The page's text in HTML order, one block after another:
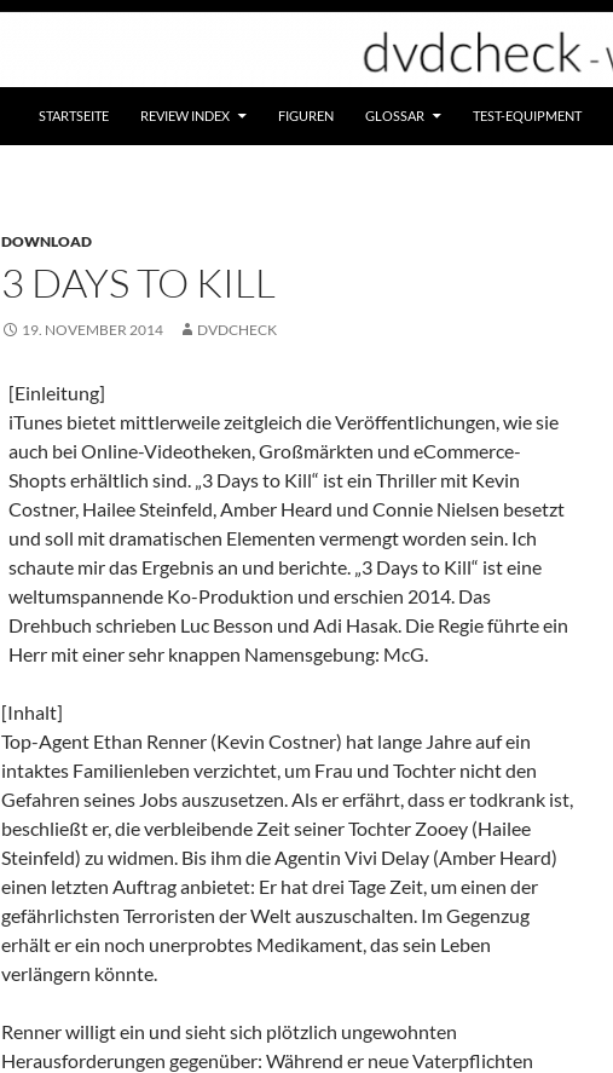
STARTSEITE REVIEW INDEX FIGUREN GLOSSAR TEST-EQUIPMENT
DOWNLOAD
3 DAYS TO KILL
19. NOVEMBER 2014 DVDCHECK
[Einleitung]
iTunes bietet mittlerweile zeitgleich die Veröffentlichungen, wie sie
auch bei Online-Videotheken, Großmärkten und eCommerce-
Shopts erhältlich sind. „3 Days to Kill“ ist ein Thriller mit Kevin
Costner, Hailee Steinfeld, Amber Heard und Connie Nielsen besetzt
und soll mit dramatischen Elementen vermengt worden sein. Ich
schaute mir das Ergebnis an und berichte. „3 Days to Kill“ ist eine
weltumspannende Ko-Produktion und erschien 2014. Das
Drehbuch schrieben Luc Besson und Adi Hasak. Die Regie führte ein
Herr mit einer sehr knappen Namensgebung: McG.
[Inhalt]
Top-Agent Ethan Renner (Kevin Costner) hat lange Jahre auf ein
intaktes Familienleben verzichtet, um Frau und Tochter nicht den
Gefahren seines Jobs auszusetzen. Als er erfährt, dass er todkrank ist,
beschließt er, die verbleibende Zeit seiner Tochter Zooey (Hailee
Steinfeld) zu widmen. Bis ihm die Agentin Vivi Delay (Amber Heard)
einen letzten Auftrag anbietet: Er hat drei Tage Zeit, um einen der
gefährlichsten Terroristen der Welt auszuschalten. Im Gegenzug
erhält er ein noch unerprobtes Medikament, das sein Leben
verlängern könnte.
Renner willigt ein und sieht sich plötzlich ungewohnten
Herausforderungen gegenüber: Während er neue Vaterpflichten